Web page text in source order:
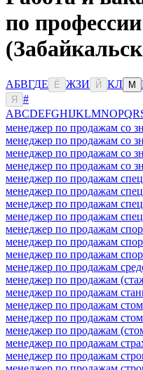
по
АБВГДЕ Ё ЖЗИ Й КЛ М
Я
#
ABCDEFGHIJKLMNOPQR
менеджер по продажам со
менеджер по продажам со
менеджер по продажам со
менеджер по продажам со
менеджер по продажам
менеджер по продажам
менеджер по продажам
менеджер по продажам
менеджер по продажам
менеджер по продажам
менеджер по продажам
менеджер по продажам
менеджер по продажам
менеджер по продажам
менеджер по продажам
менеджер по продажам
менеджер по продажам
менеджер по продажам
менеджер по продажам